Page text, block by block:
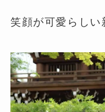
笑顔が可愛らしい